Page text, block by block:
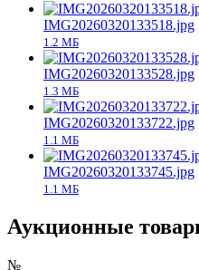
IMG20260320133518.jpg
1.2 MБ
IMG20260320133528.jpg
1.3 MБ
IMG20260320133722.jpg
1.1 MБ
IMG20260320133745.jpg
1.1 MБ
Аукционные
№